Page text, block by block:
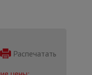
Распечатать